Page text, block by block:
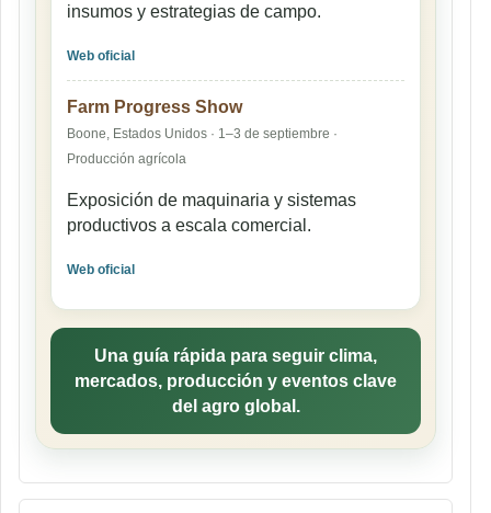
insumos y estrategias de campo.
Web oficial
Farm Progress Show
Boone, Estados Unidos · 1–3 de septiembre ·
Producción agrícola
Exposición de maquinaria y sistemas
productivos a escala comercial.
Web oficial
Una guía rápida para seguir clima,
mercados, producción y eventos clave
del agro global.